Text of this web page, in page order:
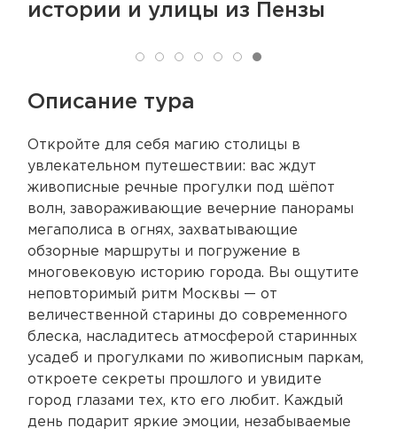
истории и улицы из Пензы
Описание тура
Откройте для себя магию столицы в
увлекательном путешествии: вас ждут
живописные речные прогулки под шёпот
волн, завораживающие вечерние панорамы
мегаполиса в огнях, захватывающие
обзорные маршруты и погружение в
многовековую историю города. Вы ощутите
неповторимый ритм Москвы — от
величественной старины до современного
блеска, насладитесь атмосферой старинных
усадеб и прогулками по живописным паркам,
откроете секреты прошлого и увидите
город глазами тех, кто его любит. Каждый
день подарит яркие эмоции, незабываемые